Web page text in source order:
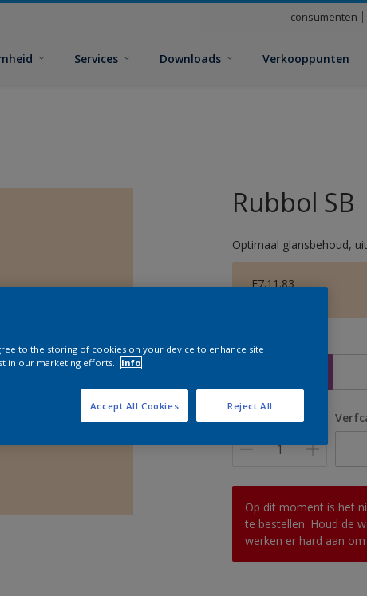
consumenten
Services Downloads Verkooppunten
Rubbol SB
Optimaal glansbehoud,
E7.11.83
Grootte
Op dit moment is het
te bestellen. Houd de
werken er hard aan
to the storing of cookies on your device to enhance site
in our marketing efforts.
Info
Reject All
Accept All Cookies